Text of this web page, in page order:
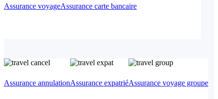
Assurance voyageAssurance carte bancaire
Assurance annulationAssurance expatriéAssurance voyage groupe